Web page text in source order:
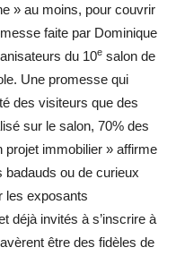
» au moins, pour couvrir
faite par Dominique
du 10e salon de
Une promesse qui
des visiteurs que des
sur le salon, 70% des
immobilier » affirme
badauds ou de curieux
les exposants
déjà invités à s’inscrire à
être des fidèles de